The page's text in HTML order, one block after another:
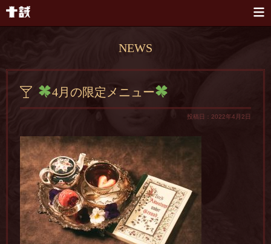
NEWS
4月の限定メニュー
投稿日：2022年4月2日